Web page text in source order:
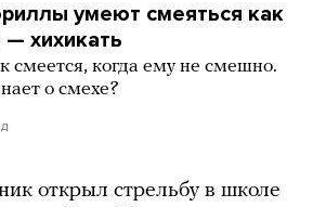
умеют смеяться как
хихикать
смеется, когда ему не смешно.
о смехе?
открыл стрельбу в школе